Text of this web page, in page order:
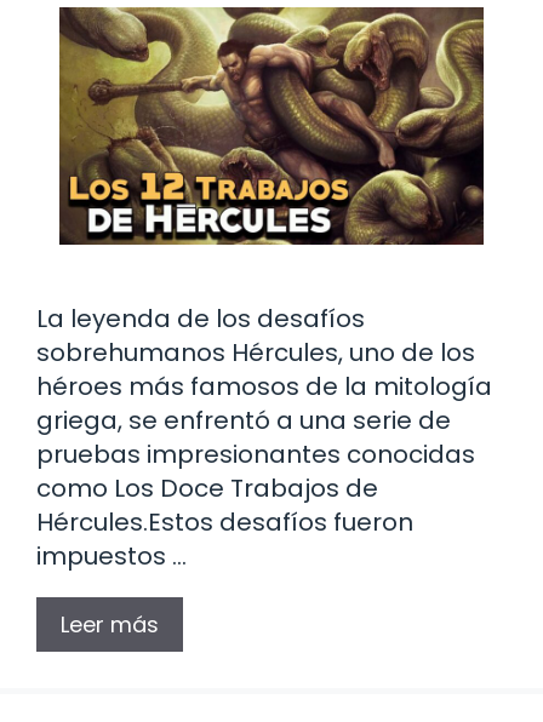
La leyenda de los desafíos
sobrehumanos Hércules, uno de los
héroes más famosos de la mitología
griega, se enfrentó a una serie de
pruebas impresionantes conocidas
como Los Doce Trabajos de
Hércules.Estos desafíos fueron
impuestos …
Leer más